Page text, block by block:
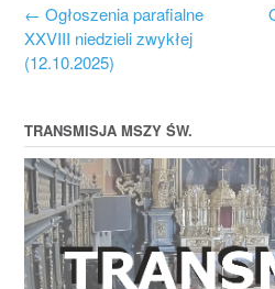
Post
navigation
← Ogłoszenia parafialne
XXVIII niedzieli zwykłej
(12.10.2025)
TRANSMISJA MSZY ŚW.